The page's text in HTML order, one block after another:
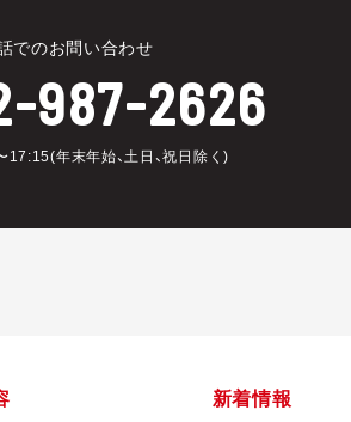
でのお問い合わせ
987-2626
17:15(年末年始、土日、祝日除く)
新着情報